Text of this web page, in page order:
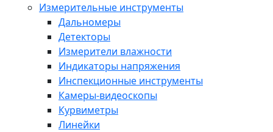
Измерительные инструменты
Дальномеры
Детекторы
Измерители влажности
Индикаторы напряжения
Инспекционные инструменты
Камеры-видеоскопы
Курвиметры
Линейки